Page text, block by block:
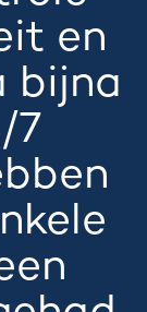
en
bijna
7